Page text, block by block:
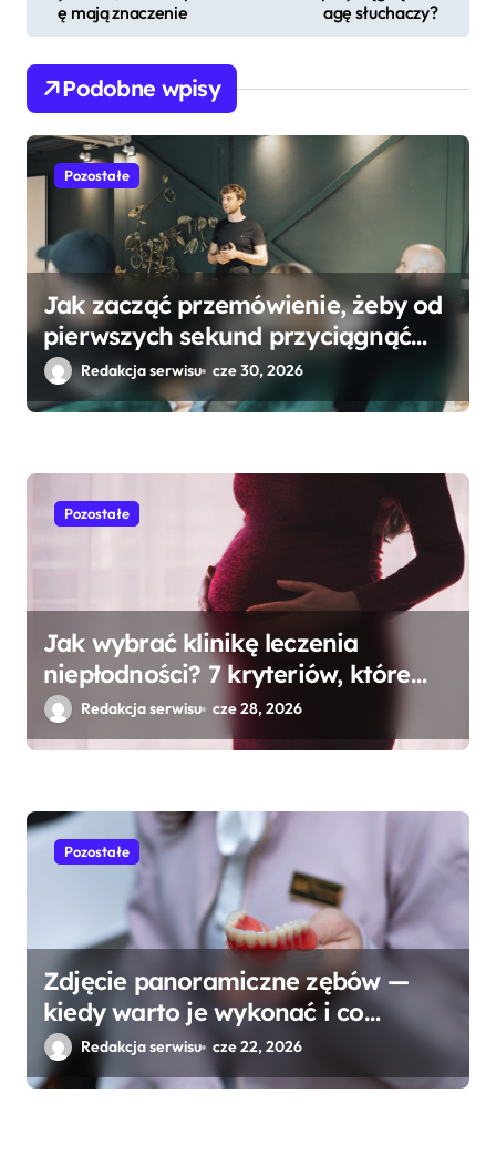
a
c
w
i
u
ę mają znaczenie
agę słuchaczy?
Podobne wpisy
Pozostałe
Jak zacząć przemówienie, żeby od
pierwszych sekund przyciągnąć
uwagę słuchaczy?
Redakcja serwisu cze 30, 2026
Pozostałe
Jak wybrać klinikę leczenia
niepłodności? 7 kryteriów, które
naprawdę mają znaczenie
Redakcja serwisu cze 28, 2026
Pozostałe
Zdjęcie panoramiczne zębów —
kiedy warto je wykonać i co
pokazuje pantomogram?
Redakcja serwisu cze 22, 2026